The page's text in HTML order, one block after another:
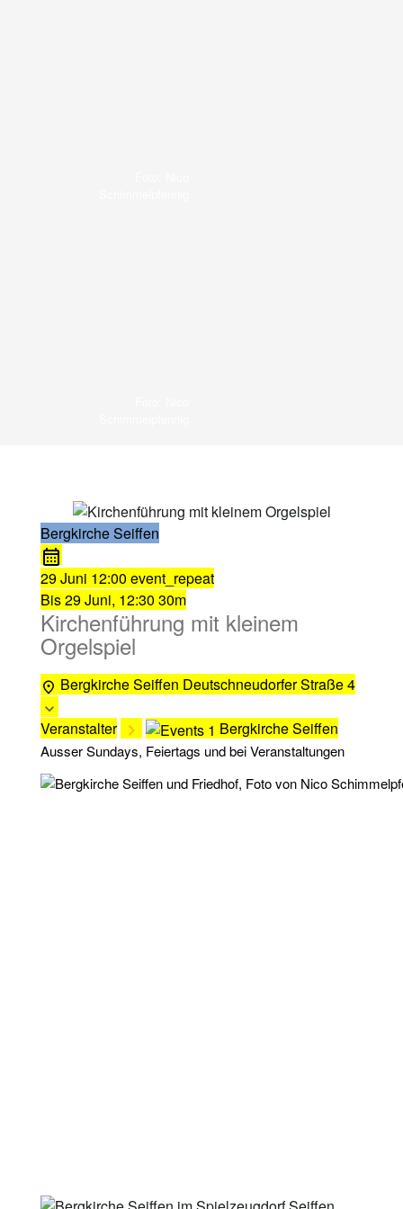
Bergkirche Seiffen
29 Juni 12:00 event_repeat
Bis29 Juni, 12:30 30m
Kirchenführung mit kleinem
Orgelspiel
Bergkirche Seiffen Deutschneudorfer Straße 4
Veranstalter Bergkirche Seiffen
Ausser Sundays, Feiertags und bei Veranstaltungen